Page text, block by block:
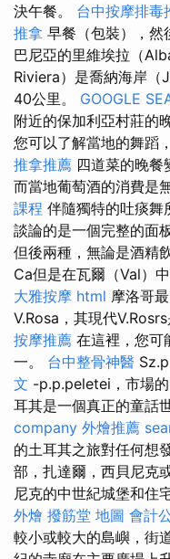
決午餐。 台中按摩排毒
推拿 早餐（包裝），然
巴尼亞的里維埃拉（
Riviera）是喬納海岸（
40公里。 GOOGLE
附近的保加利亞村莊的
您可以了解當地的舞蹈
推拿推薦 四道菜的晚餐
而當地葡萄酒的消費是
課程 伴隨獨特的吐痰舞
談論的是一個完整的面
但後兩種，無論是酒精
Ca但是在瓦爾（Val）
大雅按摩 html 摩洛哥
V.Rosa，其現代
按摩推薦 在這裡，您可
一。 台中整骨神醫 Sz.p
文 -p.p.peletei，市場的
耳其是一個真正的童話
company 外燴推薦
的土耳其之旅對任何想
部，扎達爾，西貝尼克
尼克的中世紀城堡和住
外燴 撥筋堂 地圖 會計
較小或較大的島嶼，街